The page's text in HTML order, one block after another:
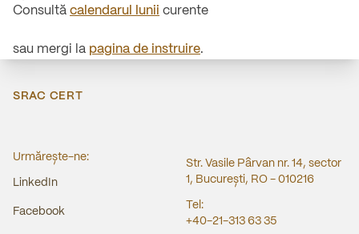
Consultă calendarul lunii curente
sau mergi la pagina de instruire.
SRAC CERT
Urmărește-ne:
LinkedIn
Facebook
Str. Vasile Pârvan nr. 14, sector
1, București, RO - 010216
Tel:
+40-21-313 63 35